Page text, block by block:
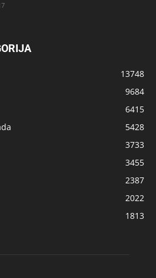
13748
9684
6415
5428
3733
3455
2387
2022
1813